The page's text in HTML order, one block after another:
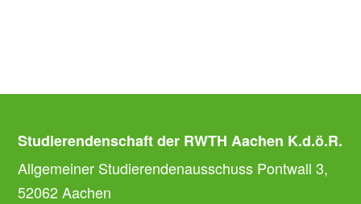
Studierendenschaft der RWTH Aachen K.d.ö.R.
Allgemeiner Studierendenausschuss Pontwall 3,
52062 Aachen